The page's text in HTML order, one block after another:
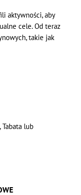
aktywności, aby
cele. Od teraz
takie jak
Tabata lub